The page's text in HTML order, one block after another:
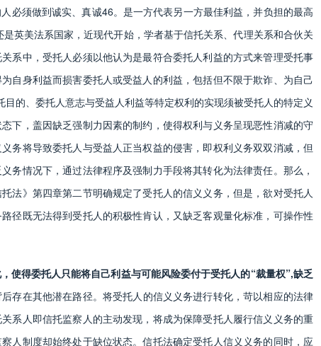
必须做到诚实、真诚46。是一方代表另一方最佳利益，并负担的最高
英美法系国家，近现代开始，学者基于信托关系、代理关系和合伙关
系中，受托人必须以他认为是最符合委托人利益的方式来管理受托事
自身利益而损害委托人或受益人的利益，包括但不限于欺诈、为自己
的、委托人意志与受益人利益等特定权利的实现须被受托人的特定义
下，盖因缺乏强制力因素的制约，使得权利与义务呈现恶性消减的守
务将导致委托人与受益人正当权益的侵害，即权利义务双双消减，但
务情况下，通过法律程序及强制力手段将其转化为法律责任。那么，
法》第四章第二节明确规定了受托人的信义义务，但是，欲对受托人
径既无法得到受托人的积极性肯认，又缺乏客观量化标准，可操作性
使得委托人只能将自己利益与可能风险委付于受托人的“裁量权”,缺乏
存在其他潜在路径。将受托人的信义义务进行转化，苛以相应的法律
系人即信托监察人的主动发现，将成为保障受托人履行信义义务的重
人制度却始终处于缺位状态。信托法确定受托人信义义务的同时，应